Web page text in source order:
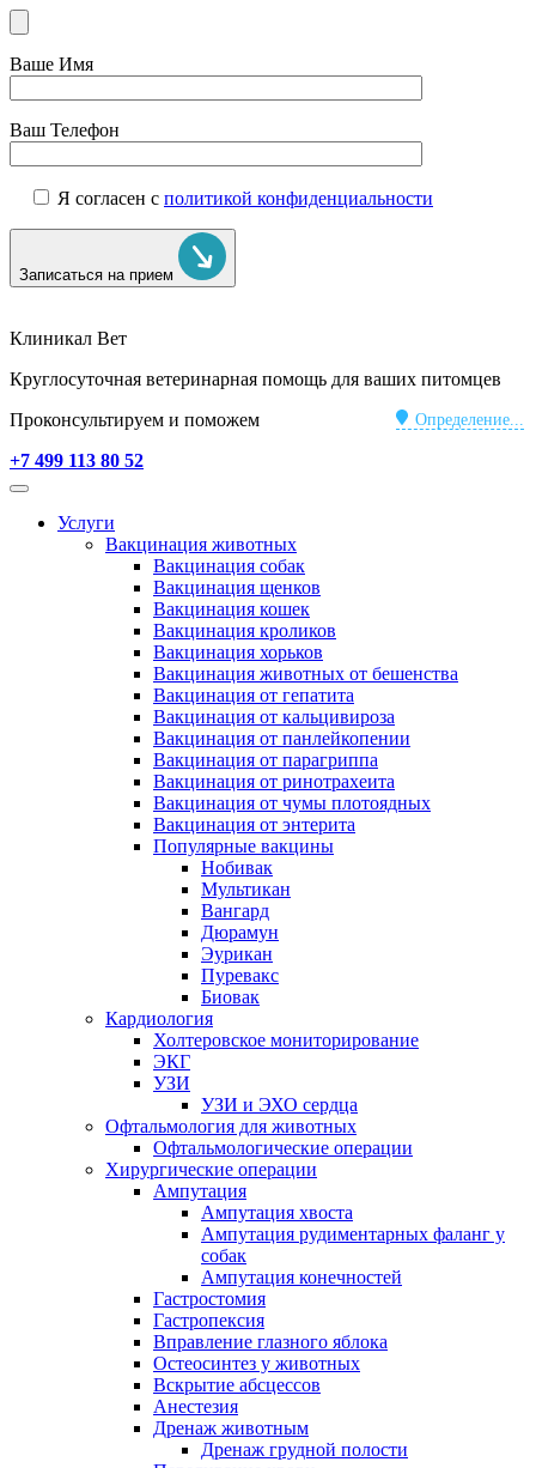
Ваше Имя
Ваш Телефон
Я согласен с политикой конфиденциальности
Записаться на прием
Клиникал Вет
Круглосуточная ветеринарная помощь для ваших питомцев
Определение...
Проконсультируем и поможем
+7 499 113 80 52
Услуги
Вакцинация животных
Вакцинация собак
Вакцинация щенков
Вакцинация кошек
Вакцинация кроликов
Вакцинация хорьков
Вакцинация животных от бешенства
Вакцинация от гепатита
Вакцинация от кальцивироза
Вакцинация от панлейкопении
Вакцинация от парагриппа
Вакцинация от ринотрахеита
Вакцинация от чумы плотоядных
Вакцинация от энтерита
Популярные вакцины
Нобивак
Мультикан
Вангард
Дюрамун
Эурикан
Пуревакс
Биовак
Кардиология
Холтеровское мониторирование
ЭКГ
УЗИ
УЗИ и ЭХО сердца
Офтальмология для животных
Офтальмологические операции
Хирургические операции
Ампутация
Ампутация хвоста
Ампутация рудиментарных фаланг у
собак
Ампутация конечностей
Гастростомия
Гастропексия
Вправление глазного яблока
Остеосинтез у животных
Вскрытие абсцессов
Анестезия
Дренаж животным
Дренаж грудной полости